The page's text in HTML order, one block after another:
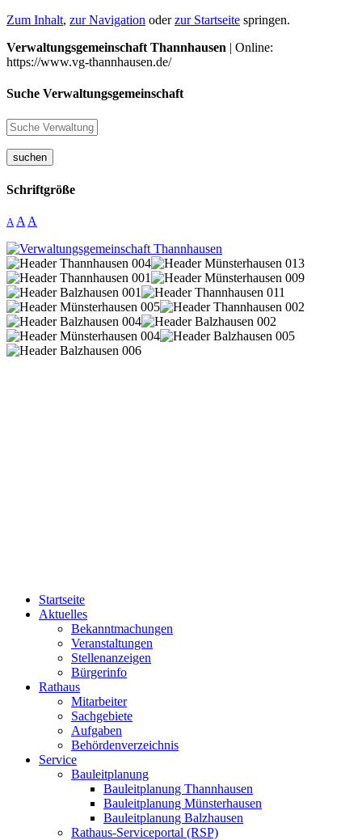
Zum Inhalt, zur Navigation oderzur Startseite springen.
Verwaltungsgemeinschaft Thannhausen | Online:
https://www.vg-thannhausen.de/
Suche Verwaltungsgemeinschaft
suchen
Schriftgröße
A A A
Startseite
Aktuelles
Bekanntmachungen
Veranstaltungen
Stellenanzeigen
Bürgerinfo
Rathaus
Mitarbeiter
Sachgebiete
Aufgaben
Behördenverzeichnis
Service
Bauleitplanung
Bauleitplanung Thannhausen
Bauleitplanung Münsterhausen
Bauleitplanung Balzhausen
Rathaus-Serviceportal (RSP)